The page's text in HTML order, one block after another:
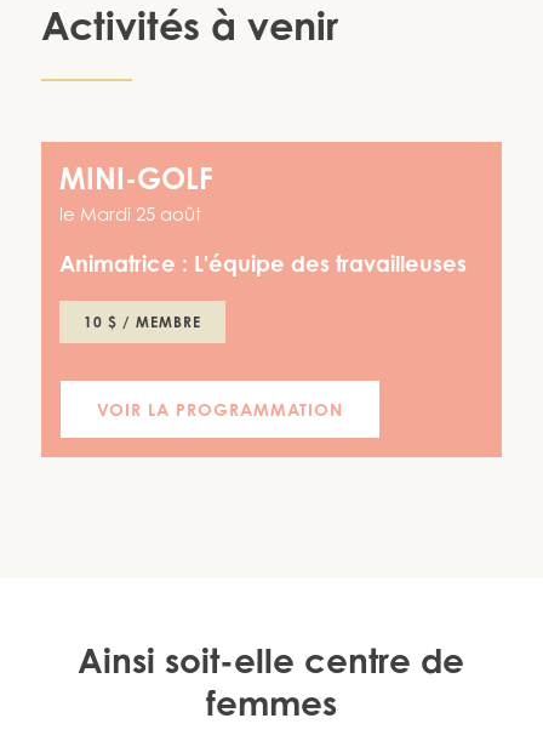
Activités à venir
MINI-GOLF
le Mardi 25 août
Animatrice : L'équipe des travailleuses
10 $ / MEMBRE
VOIR LA PROGRAMMATION
Ainsi soit-elle centre de
femmes